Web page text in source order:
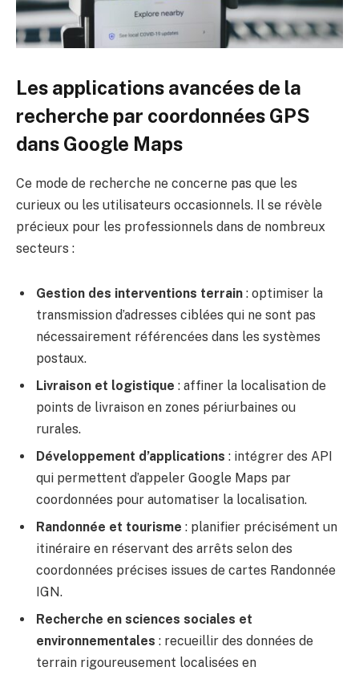
Les applications avancées de la
recherche par coordonnées GPS
dans Google Maps
Ce mode de recherche ne concerne pas que les
curieux ou les utilisateurs occasionnels. Il se révèle
précieux pour les professionnels dans de nombreux
secteurs :
Gestion des interventions terrain : optimiser la
transmission d’adresses ciblées qui ne sont pas
nécessairement référencées dans les systèmes
postaux.
Livraison et logistique : affiner la localisation de
points de livraison en zones périurbaines ou
rurales.
Développement d’applications : intégrer des API
qui permettent d’appeler Google Maps par
coordonnées pour automatiser la localisation.
Randonnée et tourisme : planifier précisément un
itinéraire en réservant des arrêts selon des
coordonnées précises issues de cartes Randonnée
IGN.
Recherche en sciences sociales et
environnementales : recueillir des données de
terrain rigoureusement localisées en